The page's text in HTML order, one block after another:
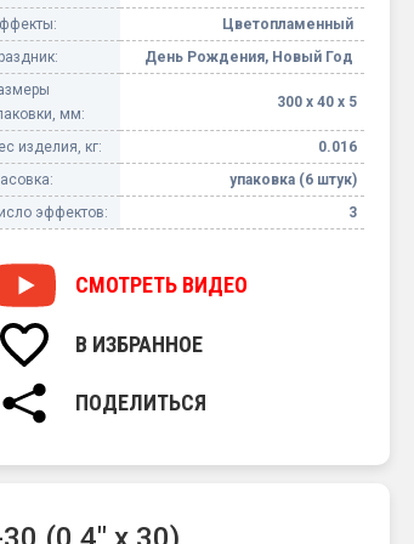
Цветопламенный
День Рождения, Новый Год
мм:
300 х 40 х 5
изделия, кг:
0.016
упаковка (6 штук)
эффектов:
3
СМОТРЕТЬ ВИДЕО
В ИЗБРАННОЕ
ПОДЕЛИТЬСЯ